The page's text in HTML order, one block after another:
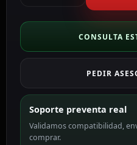
con
DGT
3.0
V16-
DGT
cantidad
CONSULTA
PEDIR
Soporte preventa real
Validamos compatibilidad,
comprar.